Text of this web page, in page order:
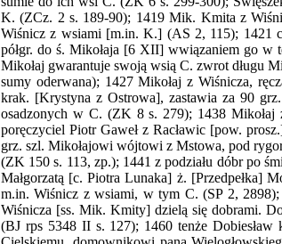
K. (ZCz. 2 s. 189-90); 1419 Mik. Kmita z
Wiśnicz z wsiami [m.in. K.] (AS 2, 115); 1421
półgr. do ś. Mikołaja [6 XII] wwiązaniem go
Mikołaj gwarantuje swoją wsią C. zwrot długu
sumy oderwana); 1427 Mikołaj z Wiśnicza,
krak. [Krystyna z Ostrowa], zastawia za 90
osadzonych w C. (ZK 8 s. 279); 1438 Mikołaj
poręczyciel Piotr Gaweł z Racławic [pow.
grz. szl. Mikołajowi wójtowi z Mstowa, pod
(ZK 150 s. 113, zp.); 1441 z podziału dóbr po
Małgorzatą [c. Piotra Lunaka] ż. [Przedpełka]
m.in. Wiśnicz z wsiami, w tym C. (SP 2,
Wiśnicza [ss. Mik. Kmity] dzielą się dobrami.
(BJ rps 5348 II s. 127); 1460 tenże